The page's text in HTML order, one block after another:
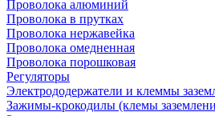
Проволока алюминий
Проволока в прутках
Проволока нержавейка
Проволока омедненная
Проволока порошковая
Регуляторы
Электрододержатели и клеммы
Зажимы-крокодилы (клемы